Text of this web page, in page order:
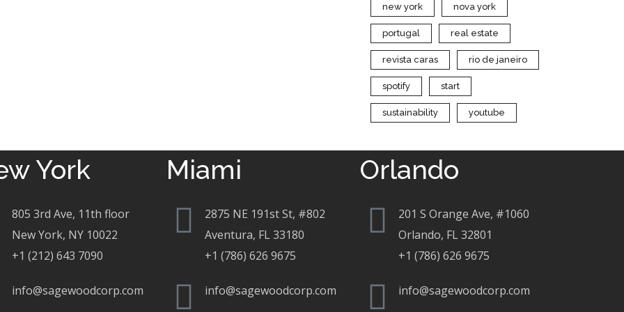
new york nova york
portugal real estate
revista caras rio de janeiro
spotify start
sustainability youtube
York
805 3rd Ave, 11th floor
New York, NY 10022
+1 (212) 643 7090
info@sagewoodcorp.com
Miami
2875 NE 191st St, #802
Aventura, FL 33180
+1 (786) 626 9675
info@sagewoodcorp.com
Orlando
201 S Orange Ave, #1060
Orlando, FL 32801
+1 (786) 626 9675
info@sagewoodcorp.com